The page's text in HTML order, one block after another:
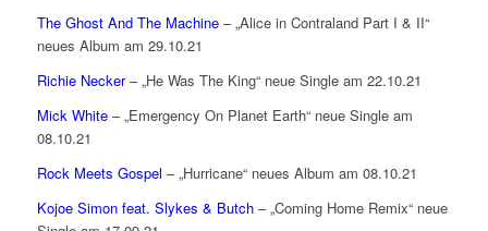
The Ghost And The Machine– „Alice in Contraland Part I & II“
neues Album am 29.10.21
Richie Necker– „He Was The King“ neue Single am 22.10.21
Mick White– „Emergency On Planet Earth“ neue Single am
08.10.21
Rock Meets Gospel – „Hurricane“ neues Album am 08.10.21
Kojoe Simon feat. Slykes & Butch– „Coming Home Remix“ neue